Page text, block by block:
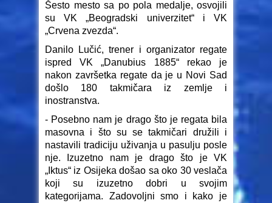
Šesto mesto sa po pola medalje, osvojili
su VK „Beogradski univerzitet“ i VK
„Crvena zvezda“.
Danilo Lučić, trener i organizator regate
ispred VK „Danubius 1885“ rekao je
nakon završetka regate da je u Novi Sad
došlo 180 takmičara iz zemlje i
inostranstva.
- Posebno nam je drago što je regata bila
masovna i što su se takmičari družili i
nastavili tradiciju uživanja u pasulju posle
nje. Izuzetno nam je drago što je VK
„Iktus“ iz Osijeka došao sa oko 30 veslača
koji su izuzetno dobri u svojim
kategorijama. Zadovoljni smo i kako je